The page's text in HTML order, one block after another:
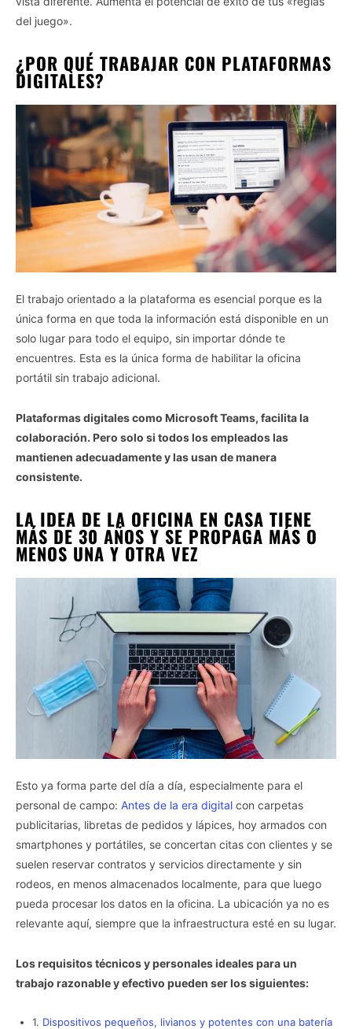
del juego».
¿POR QUÉ TRABAJAR CON PLATAFORMAS
DIGITALES?
El trabajo orientado a la plataforma es esencial porque es la
única forma en que toda la información está disponible en un
solo lugar para todo el equipo, sin importar dónde te
encuentres. Esta es la única forma de habilitar la oficina
portátil sin trabajo adicional.
Plataformas digitales como Microsoft Teams, facilita la
colaboración. Pero solo si todos los empleados las
mantienen adecuadamente y las usan de manera
consistente.
LA IDEA DE LA OFICINA EN CASA TIENE
MÁS DE 30 AÑOS Y SE PROPAGA MÁS O
MENOS UNA Y OTRA VEZ
Esto ya forma parte del día a día, especialmente para el
personal de campo: Antes de la era digital con carpetas
publicitarias, libretas de pedidos y lápices, hoy armados con
smartphones y portátiles, se concertan citas con clientes y se
suelen reservar contratos y servicios directamente y sin
rodeos, en menos almacenados localmente, para que luego
pueda procesar los datos en la oficina. La ubicación ya no es
relevante aquí, siempre que la infraestructura esté en su lugar.
Los requisitos técnicos y personales ideales para un
trabajo razonable y efectivo pueden ser los siguientes:
1. Dispositivos pequeños, livianos y potentes con una batería